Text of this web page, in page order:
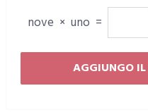
nove × uno =